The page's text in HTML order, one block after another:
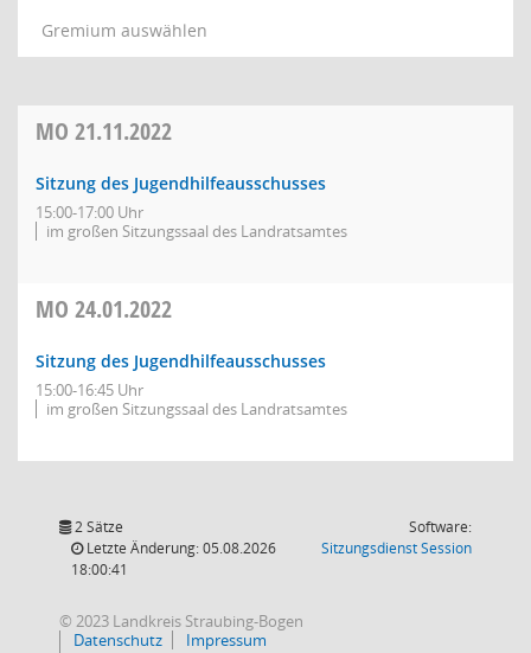
Gremium auswählen
MO 21.11.2022
Sitzung des Jugendhilfeausschusses
15:00-17:00 Uhr
im großen Sitzungssaal des Landratsamtes
MO 24.01.2022
Sitzung des Jugendhilfeausschusses
15:00-16:45 Uhr
im großen Sitzungssaal des Landratsamtes
2 Sätze
Letzte Änderung: 05.08.2026
18:00:41
Software:
SitzungsdienstSession(Wird in
© 2023 Landkreis Straubing-Bogen
Datenschutz
Impressum